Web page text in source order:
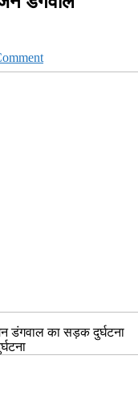
डंगवाल का सड़क दुर्घटना